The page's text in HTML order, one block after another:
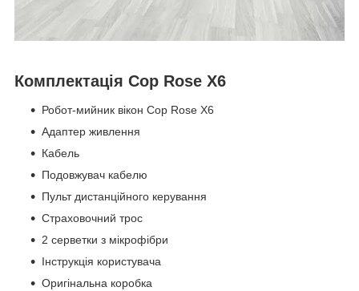
Комплектація Cop Rose X6
Робот-мийник вікон Cop Rose X6
Адаптер живлення
Кабель
Подовжувач кабелю
Пульт дистанційного керування
Страховочний трос
2 серветки з мікрофібри
Інструкція користувача
Оригінальна коробка